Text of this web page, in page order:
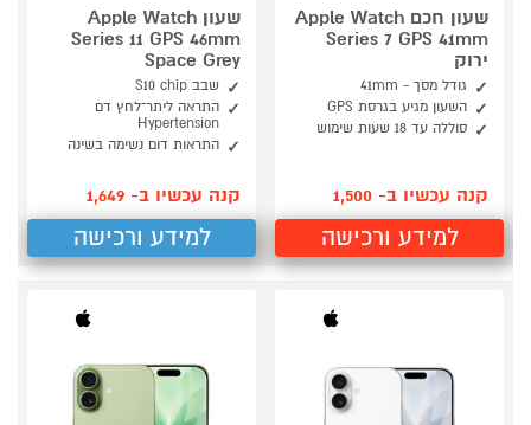
שעון חכם Apple Watch
Series 7 GPS 41mm
ירוק
גודל מסך - 41mm
השעון מגיע בגרסת GPS
סוללה עד 18 שעות שימוש
קנה עכשיו ב- 1,500
למידע ורכישה
שעון Apple Watch
Series 11 GPS 46mm
Space Grey
שבב S10 chip
התראה ליתר־לחץ דם
Hypertension
התראות דום נשימה בשינה
קנה עכשיו ב- 1,649
למידע ורכישה